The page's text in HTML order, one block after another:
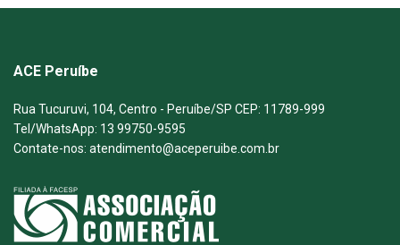
ACE Peruíbe
Rua Tucuruvi, 104, Centro - Peruíbe/SP CEP: 11789-999
Tel/WhatsApp: 13 99750-9595
Contate-nos: atendimento@aceperuibe.com.br